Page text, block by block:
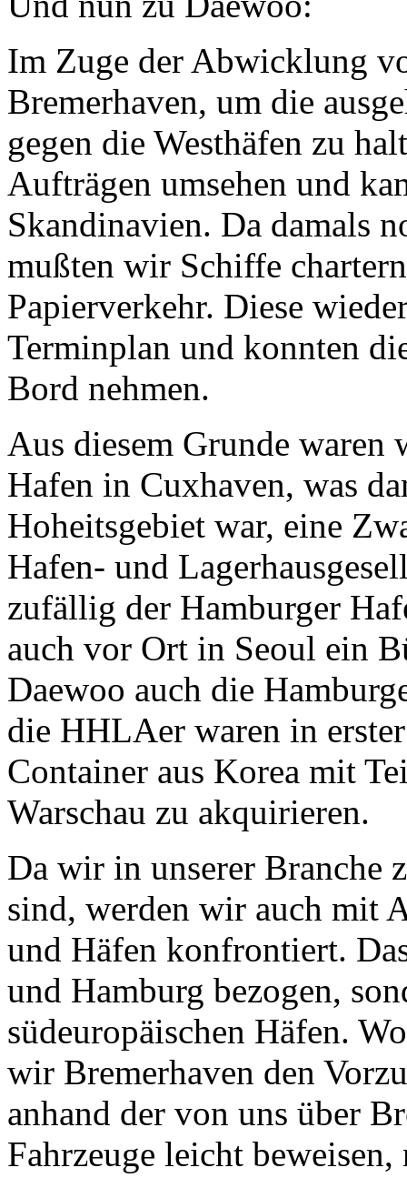
Im Zuge der Abwicklung
Bremerhaven, um die
gegen die Westhäfen zu
Aufträgen umsehen und
Skandinavien. Da damals
mußten wir Schiffe
Papierverkehr. Diese
Terminplan und konnten
Bord nehmen.
Aus diesem Grunde
Hafen in Cuxhaven, was
Hoheitsgebiet war, eine
Hafen- und
zufällig der Hamburger
auch vor Ort in Seoul ein
Daewoo auch die
die HHLAer waren in
Container aus Korea mit
Warschau zu akquirieren.
Da wir in unserer Branche
sind, werden wir auch mit
und Häfen konfrontiert.
und Hamburg bezogen,
südeuropäischen Häfen.
wir Bremerhaven den
anhand der von uns über
Fahrzeuge leicht